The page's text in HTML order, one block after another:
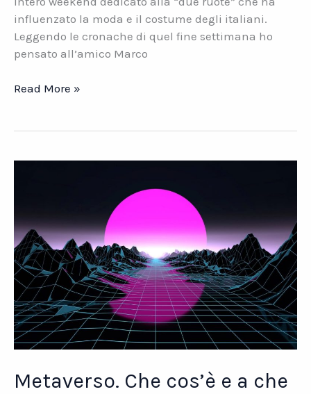
influenzato la moda e il costume degli italiani.
Leggendo le cronache di quel fine settimana ho
pensato all’amico Marco
Marco
Mollificio
Read More »
Metaverso. Che cos’è e a che